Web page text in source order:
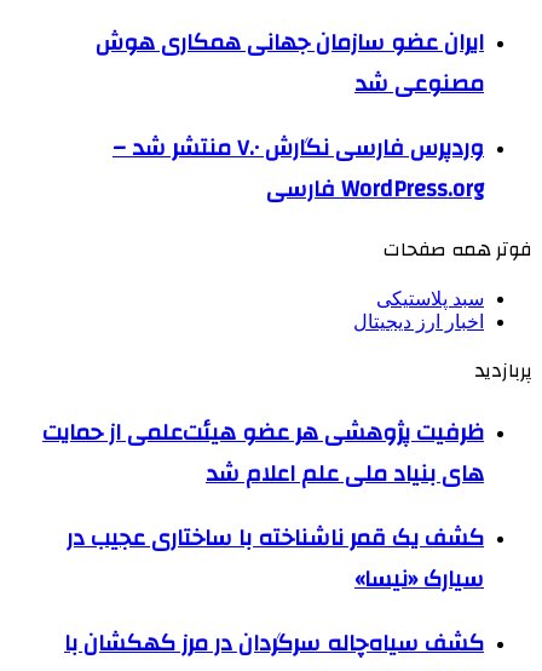
ایران عضو سازمان جهانی همکاری هوش
مصنوعی شد
وردپرس فارسی نگارش ۷.۰ منتشر شد –
WordPress.org فارسی
فوتر همه صفحات
سبد پلاستیکی
اخبار ارز دیجیتال
پربازدید
ظرفیت پژوهشی هر عضو هیئت‌علمی از حمایت
های بنیاد ملی علم اعلام شد
کشف یک قمر ناشناخته با ساختاری عجیب در
سیارک «نیسا»
کشف سیاه‌چاله سرگردان در مرز کهکشان با